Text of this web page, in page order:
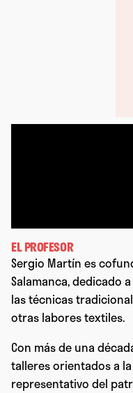
EL PROFESOR
Sergio Martín es
Salamanca, dedicado
las técnicas
otras labores textiles.
Con más de una
talleres orientados a
representativo del